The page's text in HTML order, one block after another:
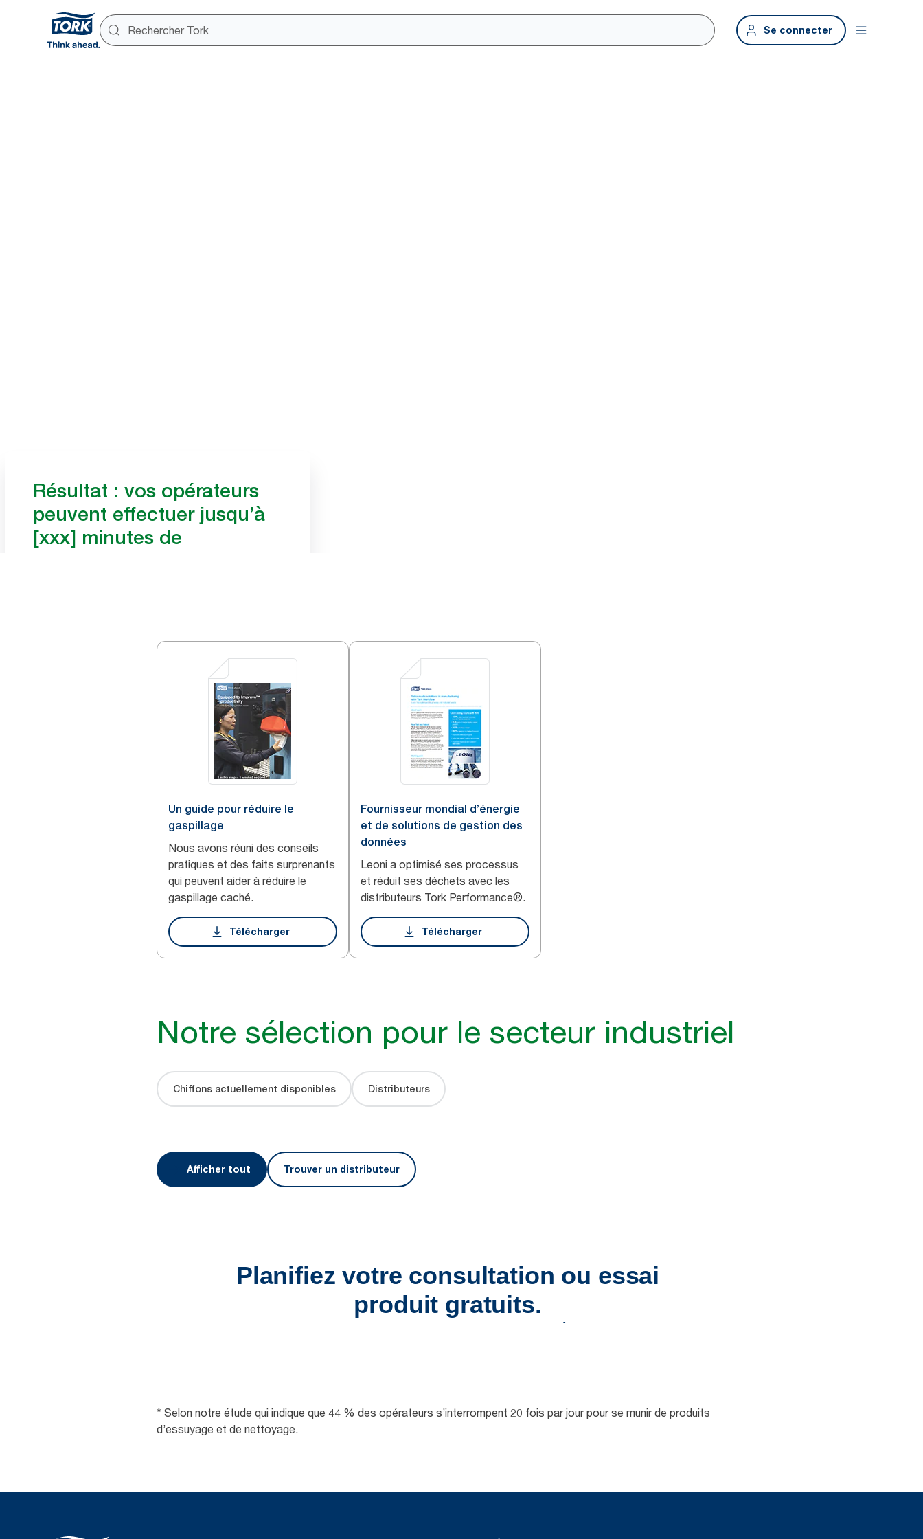
Se connecter
Résultat : vos opérateurs
peuvent effectuer jusqu’à
[xxx] minutes de
Un guide pour réduire le
gaspillage
Nous avons réuni des conseils
pratiques et des faits surprenants
qui peuvent aider à réduire le
gaspillage caché.
Télécharger
Fournisseur mondial d’énergie
et de solutions de gestion des
données
Leoni a optimisé ses processus
et réduit ses déchets avec les
distributeurs Tork Performance®.
Télécharger
Notre sélection pour le secteur industriel
Chiffons actuellement disponibles Distributeurs
Afficher tout Trouver un distributeur
* Selon notre étude qui indique que 44 % des opérateurs s’interrompent 20 fois par jour pour se munir de produits
d’essuyage et de nettoyage.